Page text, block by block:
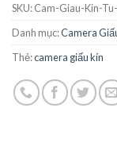
SKU:Cam-Giau-Kin-
Danh mục:Camera
Thẻ:camera giấu kín